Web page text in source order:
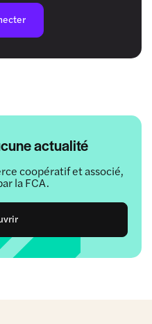
actualité
coopératif et associé,
la FCA.